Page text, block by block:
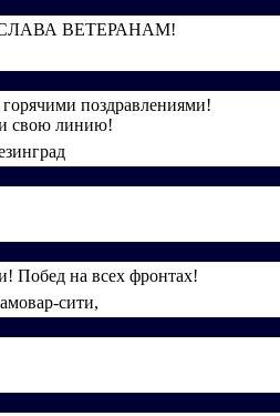
ВЕТЕРАНАМ!
поздравлениями!
свою линию!
на всех фронтах!
сити,